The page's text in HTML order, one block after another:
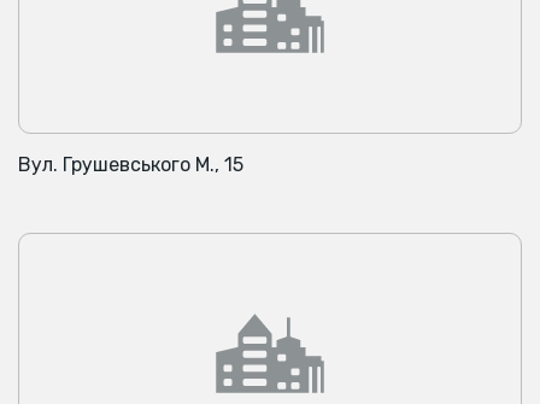
Вул. Грушевського М., 15